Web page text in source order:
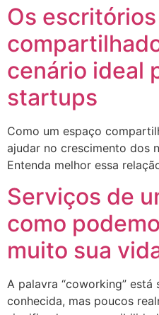
Os escritórios
cenário ideal
startups
Como um espaço
ajudar no crescimento dos
Entenda melhor essa
Serviços de
como
muito sua
A palavra “coworking”
conhecida, mas poucos